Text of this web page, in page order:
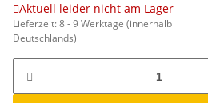
Aktuell leider nicht am Lager
Lieferzeit:8 - 9 Werktage (innerhalb
Deutschlands)